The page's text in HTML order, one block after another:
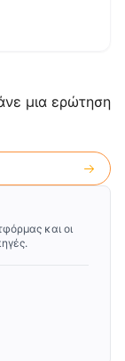
μια ερώτηση
και οι